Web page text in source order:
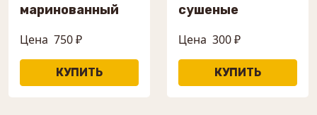
маринованный
Цена 750 ₽
сушеные
Цена 300 ₽